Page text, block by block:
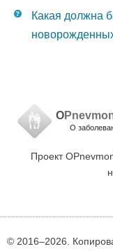
Какая должна
O
О
Проект
© 2016–2026.